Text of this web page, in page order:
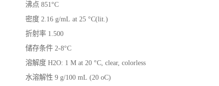
沸点 851°C
密度 2.16 g/mL at 25 °C(lit.)
折射率 1.500
储存条件 2-8°C
溶解度 H2O: 1 M at 20 °C, clear, colorless
水溶解性 9 g/100 mL (20 oC)